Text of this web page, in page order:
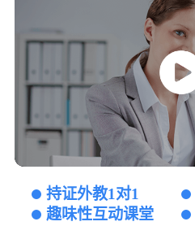
持证外教1对1
趣味性互动课堂